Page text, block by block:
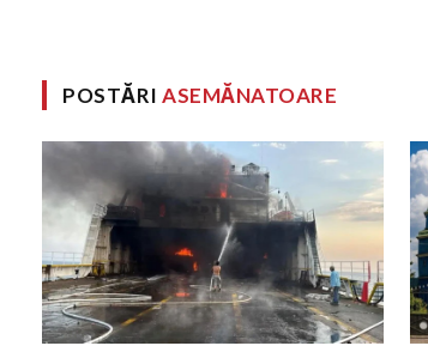
POSTĂRIASEMĂNATOARE